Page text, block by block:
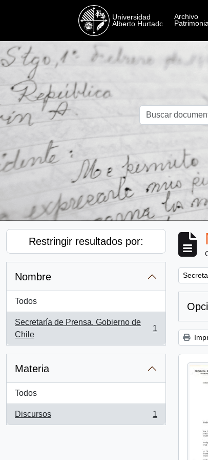
Restringir resultados por:
Nombre
Todos
Secretaría de Prensa. Gobierno de
Chile
, 1 resultados
1
Materia
Todos
Discursos
, 1 resultados
1